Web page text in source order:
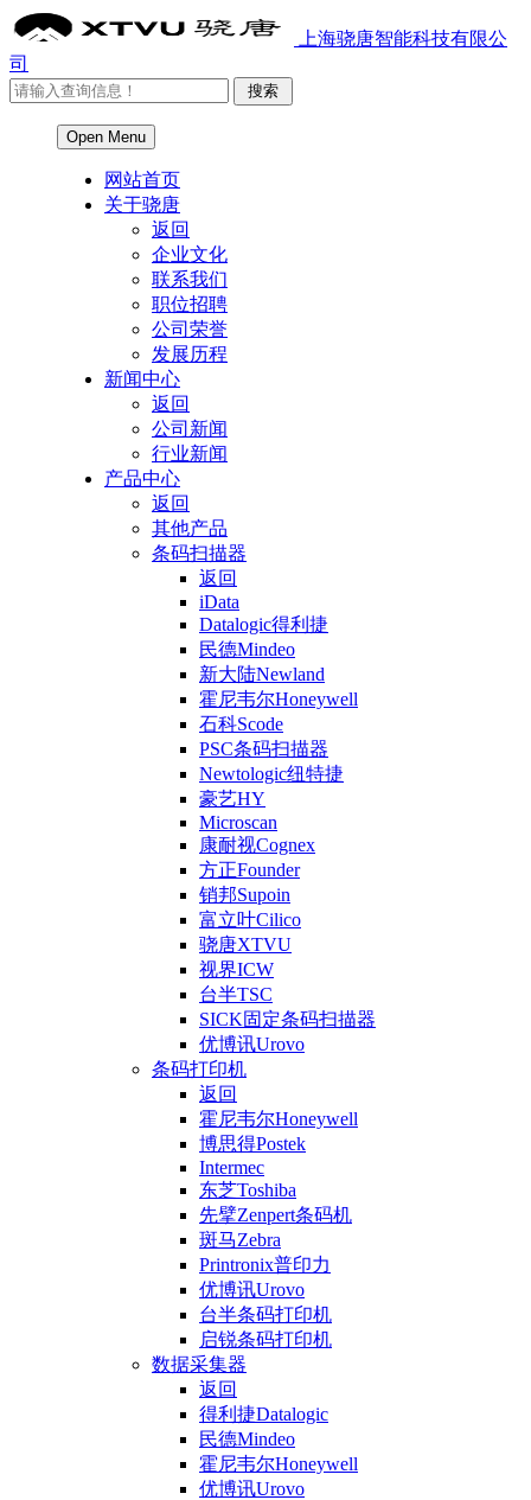
上海骁唐智能科技有限公
司
Open Menu
网站首页
关于骁唐
返回
企业文化
联系我们
职位招聘
公司荣誉
发展历程
新闻中心
返回
公司新闻
行业新闻
产品中心
返回
其他产品
条码扫描器
返回
iData
Datalogic得利捷
民德Mindeo
新大陆Newland
霍尼韦尔Honeywell
石科Scode
PSC条码扫描器
Newtologic纽特捷
豪艺HY
Microscan
康耐视Cognex
方正Founder
销邦Supoin
富立叶Cilico
骁唐XTVU
视界ICW
台半TSC
SICK固定条码扫描器
优博讯Urovo
条码打印机
返回
霍尼韦尔Honeywell
博思得Postek
Intermec
东芝Toshiba
先擘Zenpert条码机
斑马Zebra
Printronix普印力
优博讯Urovo
台半条码打印机
启锐条码打印机
数据采集器
返回
得利捷Datalogic
民德Mindeo
霍尼韦尔Honeywell
优博讯Urovo